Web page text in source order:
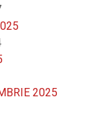
2025